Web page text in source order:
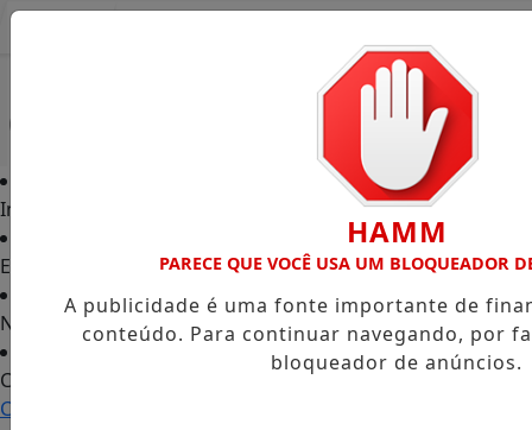
Início
Edições
Notícias
Contato
Carol Monteiro: trajetória política ganha destaque
HAMM
PARECE QUE VOCÊ USA UM BLOQUEADOR
A publicidade é uma fonte importante de
conteúdo. Para continuar navegando, por
bloqueador de anúncios.